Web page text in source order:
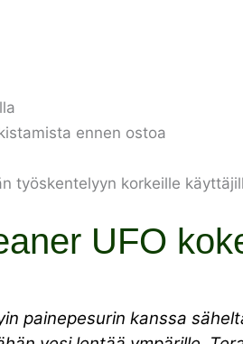
ennen ostoa
työskentelyyn korkeille
UFO
painepesurin kanssa